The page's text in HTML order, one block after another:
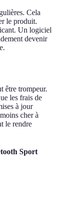
Cela
le produit.
Un logiciel
devenir
être trompeur.
les frais de
à jour
cher à
le rendre
Sport